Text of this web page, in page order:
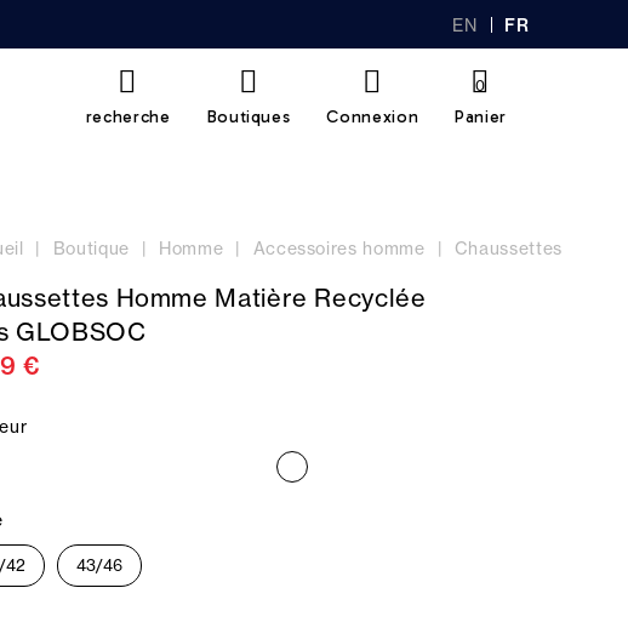
EN FR
recherche Boutiques Connexion Panier
0
Boutique Homme Accessoires homme Chaussettes
Homme Matière Recyclée
GLOBSOC
€
42 43/46